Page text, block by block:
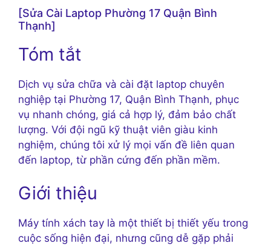
[Sửa Cài Laptop Phường 17 Quận Bình
Thạnh]
Tóm tắt
Dịch vụ sửa chữa và cài đặt laptop chuyên
nghiệp tại Phường 17, Quận Bình Thạnh, phục
vụ nhanh chóng, giá cả hợp lý, đảm bảo chất
lượng. Với đội ngũ kỹ thuật viên giàu kinh
nghiệm, chúng tôi xử lý mọi vấn đề liên quan
đến laptop, từ phần cứng đến phần mềm.
Giới thiệu
Máy tính xách tay là một thiết bị thiết yếu trong
cuộc sống hiện đại, nhưng cũng dễ gặp phải